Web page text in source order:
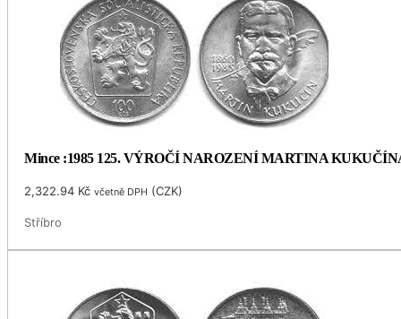
Mince :1985 125. VÝROČÍ NAROZENÍ MARTINA
2,322.94 Kč včetně DPH (CZK)
Stříbro